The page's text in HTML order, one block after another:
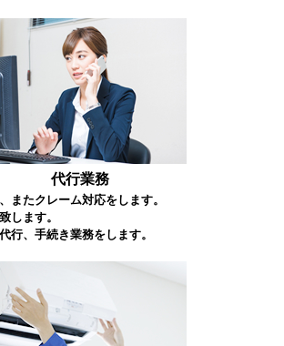
代行業務
またクレーム対応をします。
します。
行、手続き業務をします。